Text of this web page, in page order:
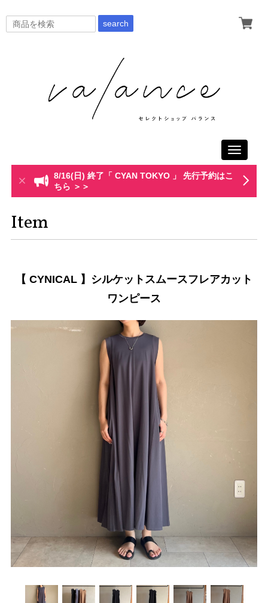
search
Toggle
8/16(日) 終了「 CYAN TOKYO 」 先行予約はこ
ちら ＞＞
Item
【 CYNICAL 】シルケットスムースフレアカット
ワンピース